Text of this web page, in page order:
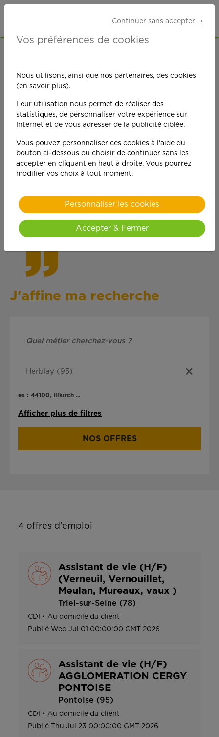
On est toujours plus
quand on y met du
cœur !
J'affine ma recherche
ex : 44100, Illkirch ...
Afficher plus de filtres
NOS OFFRES
4 offres d'emploi
Assistant de vie (H/F)
(Verneuil, Vernouillet,
Meulan, Mureaux, vaux )
Triel-sur-Seine (78)
CDI • Au domicile du client
Publié Wed Jul 01 00:00:00 GMT 2026
Assistant de vie (H/F)
AGGLOMERATION CERGY
PONTOISE
Pontoise (95)
CDI • Au domicile du client
Publié
Thu Jul 23 00:00:00 GMT 2026
Continuer sans accepter ➝
Vos préférences de cookies
Nous utilisons, ainsi que nos partenaires, des cookies
(en savoir plus).
Leur utilisation nous permet de réaliser des
statistiques, de personnaliser votre expérience sur
Internet et de vous adresser de la publicité ciblée.
Vous pouvez personnaliser ces cookies à l'aide du
bouton ci-dessous ou choisir de continuer sans les
accepter en cliquant en haut à droite. Vous pourrez
modifier vos choix à tout moment.
Personnaliser les cookies
Accepter & Fermer